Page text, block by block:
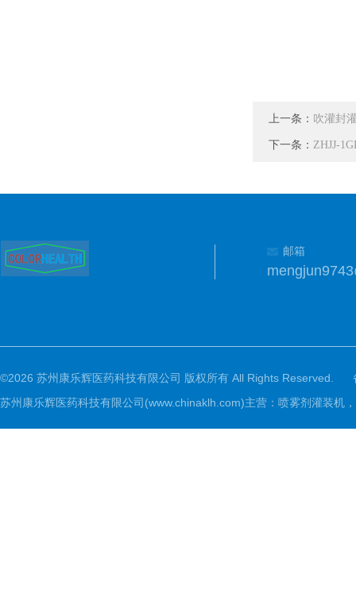
上一条： 吹灌封
下一条： ZHJJ-
邮箱
©2026 苏州康乐辉医药科技有限公司 版权所有 All Rights Reserved.
苏州康乐辉医药科技有限公司(www.chinaklh.com)主营：喷雾剂灌装机